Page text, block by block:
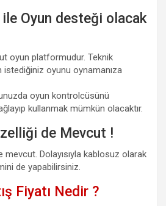
Oyun desteği olacak
oyun platformudur. Teknik
oyunu oynamanıza
oyun kontrolcüsünü
kullanmak mümkün olacaktır.
de Mevcut !
Dolayısıyla kablosuz olarak
de yapabilirsiniz.
Fiyatı Nedir ?